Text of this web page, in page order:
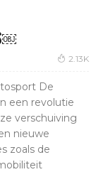
2.13K
De
een revolutie
verschuiving
nieuwe
zoals de